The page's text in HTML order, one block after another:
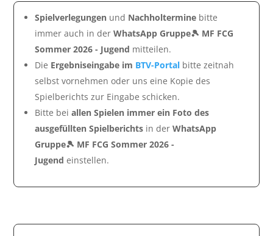
Spielverlegungen und Nachholtermine bitte
immer auch in derWhatsApp Gruppe🎾 MF FCG
Sommer 2026 - Jugend mitteilen.
Die Ergebniseingabe im BTV-Portal bitte zeitnah
selbst vornehmen oder uns eine Kopie des
Spielberichts zur Eingabe schicken.
Bitte beiallen Spielen immer ein Foto des
ausgefüllten Spielberichts in derWhatsApp
Gruppe🎾 MF FCG Sommer 2026 -
Jugend einstellen.